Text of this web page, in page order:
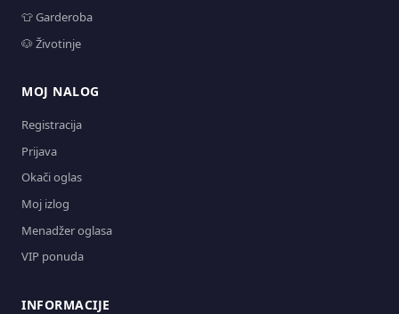
👕 Garderoba
🐶 Životinje
MOJ NALOG
Registracija
Prijava
Okači oglas
Moj izlog
Menadžer oglasa
VIP ponuda
INFORMACIJE